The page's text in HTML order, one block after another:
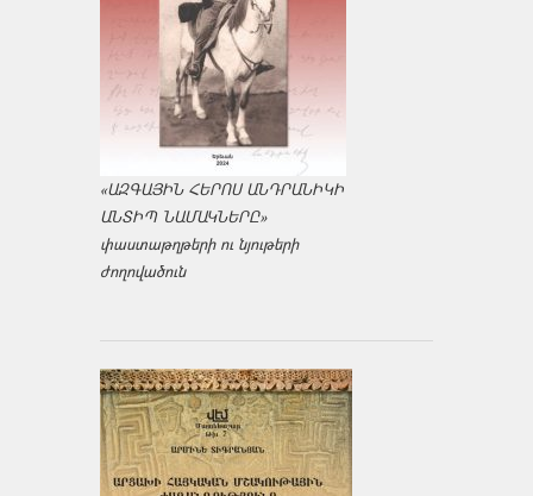
«ԱԶԳԱՅԻՆ ՀԵՐՈՍ ԱՆԴՐԱՆԻԿԻ
ԱՆՏԻՊ ՆԱՄԱԿՆԵՐԸ»
փաստաթղթերի ու նյութերի
ժողովածուն